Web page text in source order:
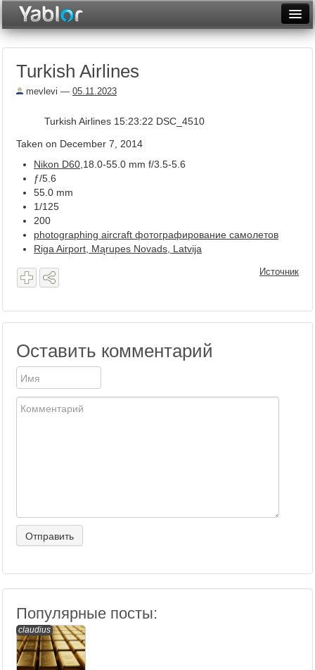
Рейтинги
Turkish Airlines
mevlevi — 05.11.2023
Turkish Airlines 15:23:22 DSC_4510
Taken on December 7, 2014
Nikon D60 ,18.0-55.0 mm f/3.5-5.6
ƒ/5.6
55.0 mm
1/125
200
photographing aircraft фотографирование самолетов
Riga Airport, Mąrupes Novads, Latvija
Источник
Оставить комментарий
Популярные посты:
claudius